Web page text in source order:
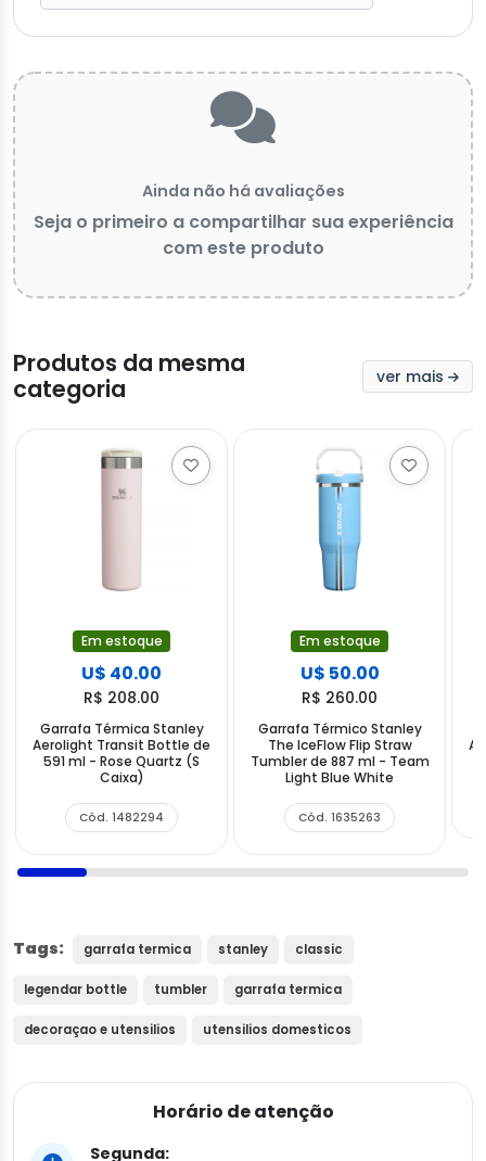
Ainda não há avaliações
Seja o primeiro a compartilhar sua experiência
com este produto
Produtos da mesma
categoria
ver mais
Em estoque
U$ 40.00
R$ 208.00
Garrafa Térmica Stanley
Aerolight Transit Bottle de
591 ml - Rose Quartz (S
Caixa)
Cód. 1482294
Em estoque
U$ 50.00
R$ 260.00
Garrafa Térmico Stanley
The IceFlow Flip Straw
Tumbler de 887 ml - Team
Light Blue White
Cód. 1635263
Tags: garrafa termica stanley classic
legendar bottle tumbler garrafa termica
decoraçao e utensilios utensilios domesticos
Horário de atenção
Segunda: